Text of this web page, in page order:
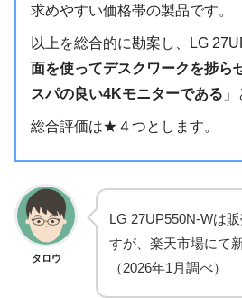
求めやすい価格帯の製品です。
以上を総合的に勘案し、LG
面を使ってデスクワークを捗ら
スパの良い4Kモニターである
総合評価は★４つとします。
タロウ
LG 27UP550N-Wは
すが、楽天市場にて
（2026年1月調べ）